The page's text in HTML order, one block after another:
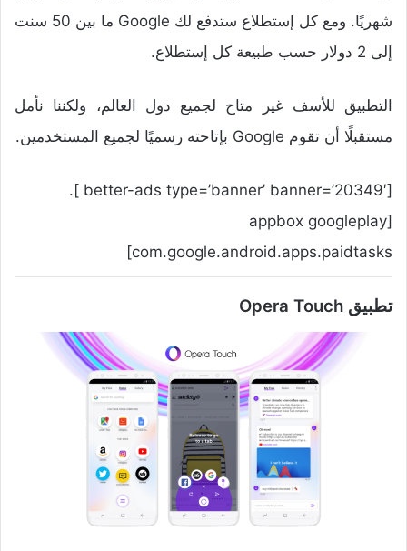
شهريًا. ومع كل إستطلاع ستدفع لك Google ما بين 50 سنت
إلى 2 دولار حسب طبيعة كل إستطلاع.
التطبيق للأسف غير متاح لجميع دول العالم، ولكننا نأمل
مستقبلًا أن تقوم Google بإتاحته رسميًا لجميع المستخدمين.
[better-ads type=’banner’ banner=’20349′ ].
[appbox googleplay
com.google.android.apps.paidtasks]
تطبيق Opera Touch